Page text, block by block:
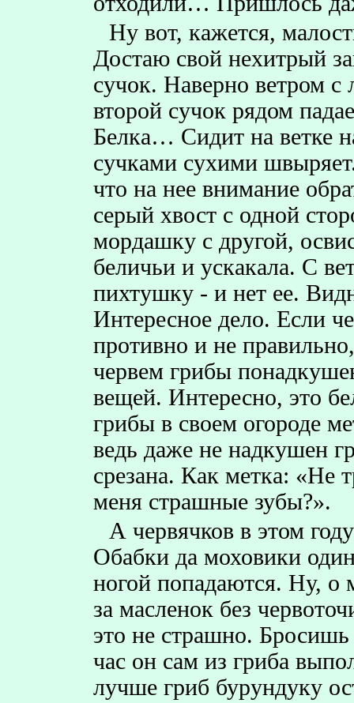
Ну вот, кажется,
Достаю свой нехитрый
сучок. Наверно ветром с
второй сучок рядом
Белка… Сидит на ветке
сучками сухими
что на нее внимание
серый хвост с одной
мордашку с другой,
беличьи и ускакала. С
пихтушку - и нет ее.
Интересное дело. Если
противно и не
червем грибы
вещей. Интересно, это
грибы в своем огороде
ведь даже не надкушен
срезана. Как метка: «Не
меня страшные зубы?».
А червячков в этом
Обабки да моховики
ногой попадаются. Ну, о
за масленок без
это не страшно.
час он сам из гриба
лучше гриб бурундуку